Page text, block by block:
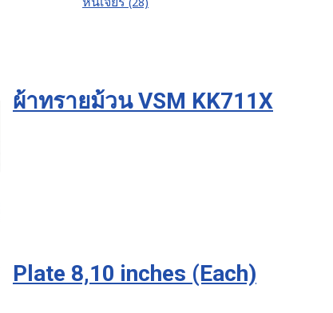
ผ้าทรายม้วน VSM KK711X
Plate 8,10 inches (Each)